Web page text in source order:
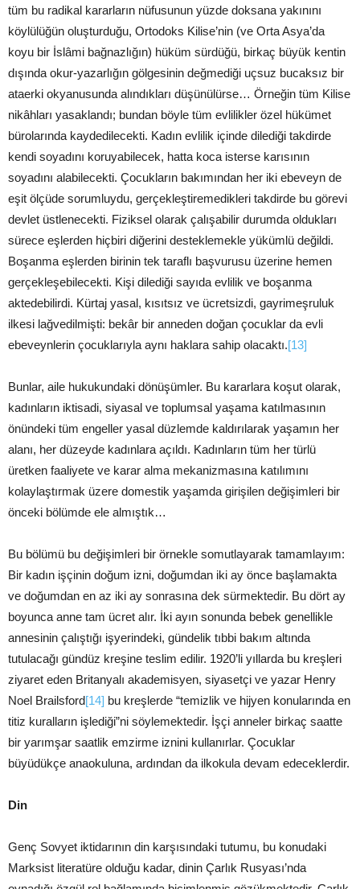
tüm bu radikal kararların nüfusunun yüzde doksana yakınını
köylülüğün oluşturduğu, Ortodoks Kilise’nin (ve Orta Asya’da
koyu bir İslâmi bağnazlığın) hüküm sürdüğü, birkaç büyük kentin
dışında okur-yazarlığın gölgesinin değmediği uçsuz bucaksız bir
ataerki okyanusunda alındıkları düşünülürse… Örneğin tüm Kilise
nikâhları yasaklandı; bundan böyle tüm evlilikler özel hükümet
bürolarında kaydedilecekti. Kadın evlilik içinde dilediği takdirde
kendi soyadını koruyabilecek, hatta koca isterse karısının
soyadını alabilecekti. Çocukların bakımından her iki ebeveyn de
eşit ölçüde sorumluydu, gerçekleştiremedikleri takdirde bu görevi
devlet üstlenecekti. Fiziksel olarak çalışabilir durumda oldukları
sürece eşlerden hiçbiri diğerini desteklemekle yükümlü değildi.
Boşanma eşlerden birinin tek taraflı başvurusu üzerine hemen
gerçekleşebilecekti. Kişi dilediği sayıda evlilik ve boşanma
aktedebilirdi. Kürtaj yasal, kısıtsız ve ücretsizdi, gayrimeşruluk
ilkesi lağvedilmişti: bekâr bir anneden doğan çocuklar da evli
ebeveynlerin çocuklarıyla aynı haklara sahip olacaktı.[13]
Bunlar, aile hukukundaki dönüşümler. Bu kararlara koşut olarak,
kadınların iktisadi, siyasal ve toplumsal yaşama katılmasının
önündeki tüm engeller yasal düzlemde kaldırılarak yaşamın her
alanı, her düzeyde kadınlara açıldı. Kadınların tüm her türlü
üretken faaliyete ve karar alma mekanizmasına katılımını
kolaylaştırmak üzere domestik yaşamda girişilen değişimleri bir
önceki bölümde ele almıştık…
Bu bölümü bu değişimleri bir örnekle somutlayarak tamamlayım:
Bir kadın işçinin doğum izni, doğumdan iki ay önce başlamakta
ve doğumdan en az iki ay sonrasına dek sürmektedir. Bu dört ay
boyunca anne tam ücret alır. İki ayın sonunda bebek genellikle
annesinin çalıştığı işyerindeki, gündelik tıbbi bakım altında
tutulacağı gündüz kreşine teslim edilir. 1920’li yıllarda bu kreşleri
ziyaret eden Britanyalı akademisyen, siyasetçi ve yazar Henry
Noel Brailsford[14] bu kreşlerde “temizlik ve hijyen konularında en
titiz kuralların işlediği”ni söylemektedir. İşçi anneler birkaç saatte
bir yarımşar saatlik emzirme iznini kullanırlar. Çocuklar
büyüdükçe anaokuluna, ardından da ilkokula devam edeceklerdir.
Din
Genç Sovyet iktidarının din karşısındaki tutumu, bu konudaki
Marksist literatüre olduğu kadar, dinin Çarlık Rusyası’nda